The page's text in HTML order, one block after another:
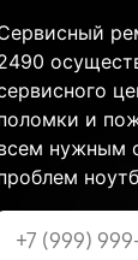
и
нужным